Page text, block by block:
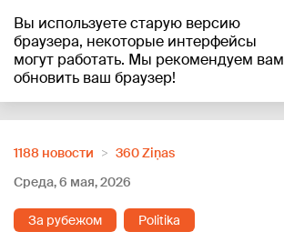
Вы используете старую версию
браузера, некоторые интерфейсы
могут работать. Мы рекомендуем вам
обновить ваш браузер!
+19°C
1188 новости
360 Ziņas
Среда, 6 мая, 2026
За рубежом Politika